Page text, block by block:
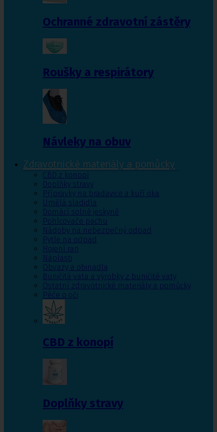
Ochranné zdravotní zástěry
Roušky a respirátory
Návleky na obuv
Zdravotnické materiály a pomůcky
CBD z konopí
Doplňky stravy
Přípravky na bradavice a kuří oka
Umělá sladidla
Domácí solné jeskyně
Pohlcovače pachu
Nádoby na nebezpečný odpad
Pytle na odpad
Hojení ran
Náplasti
Obvazy a obinadla
Buničitá vata a výrobky z buničité vaty
Ostatní zdravotnické materiály a pomůcky
Péče o oči
CBD z konopí
Doplňky stravy